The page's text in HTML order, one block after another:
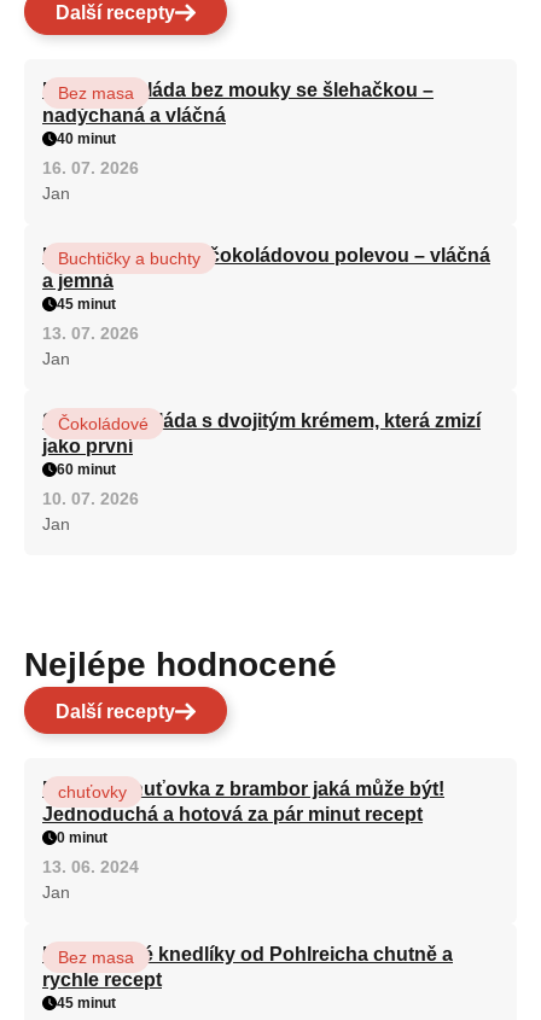
Další recepty
Kakaová roláda bez mouky se šlehačkou –
nadýchaná a vláčná
Bez masa
40 minut
16. 07. 2026
Jan
Kefírová buchta s čokoládovou polevou – vláčná
a jemná
Buchtičky a buchty
45 minut
13. 07. 2026
Jan
Sametová roláda s dvojitým krémem, která zmizí
jako první
Čokoládové
60 minut
10. 07. 2026
Jan
Nejlépe hodnocené
Další recepty
Nejlepší chuťovka z brambor jaká může být!
Jednoduchá a hotová za pár minut recept
chuťovky
0 minut
13. 06. 2024
Jan
Karlovarské knedlíky od Pohlreicha chutně a
rychle recept
Bez masa
45 minut